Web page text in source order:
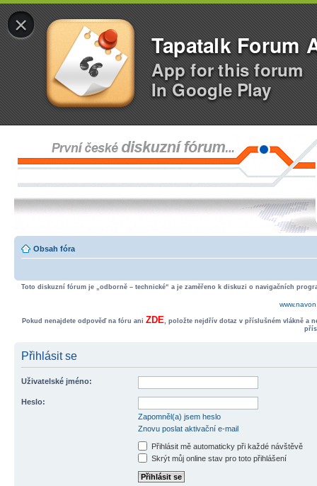
×
Tapatalk Forum
App for this forum
In Google Play
Obsah fóra
Toto diskuzní fórum je „odborně – technické“ a je zaměřeno k diskuzi o navigačních
Pokud nenajdete odpověď na fóru ani ZDE, položte nejdřív dotaz v příslušném vlákně a
Přihlásit se
Uživatelské jméno:
Heslo:
Zapomněl(a) jsem heslo
Znovu poslat aktivační e-mail
Přihlásit mě automaticky při každé návštěvě
Skrýt můj online stav pro toto přihlášení